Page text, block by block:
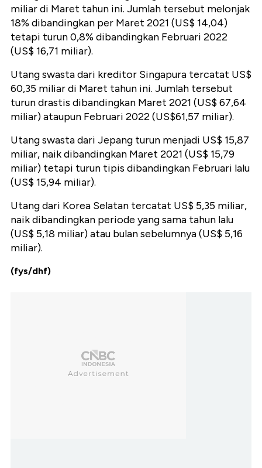
miliar di Maret tahun ini. Jumlah tersebut melonjak
18% dibandingkan per Maret 2021 (US$ 14,04)
tetapi turun 0,8% dibandingkan Februari 2022
(US$ 16,71 miliar).
Utang swasta dari kreditor Singapura tercatat US$
60,35 miliar di Maret tahun ini. Jumlah tersebut
turun drastis dibandingkan Maret 2021 (US$ 67,64
miliar) ataupun Februari 2022 (US$61,57 miliar).
Utang swasta dari Jepang turun menjadi US$ 15,87
miliar, naik dibandingkan Maret 2021 (US$ 15,79
miliar) tetapi turun tipis dibandingkan Februari lalu
(US$ 15,94 miliar).
Utang dari Korea Selatan tercatat US$ 5,35 miliar,
naik dibandingkan periode yang sama tahun lalu
(US$ 5,18 miliar) atau bulan sebelumnya (US$ 5,16
miliar).
(fys/dhf)